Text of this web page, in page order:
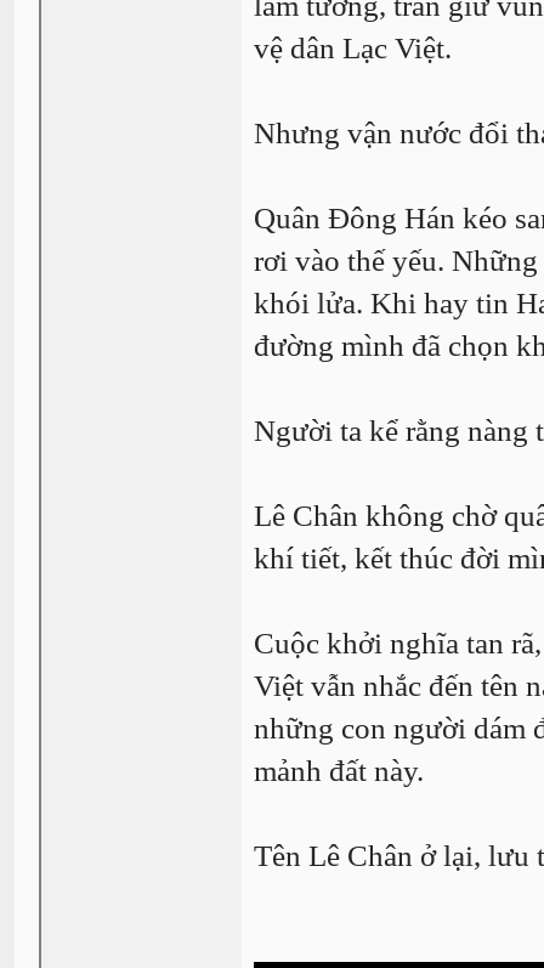
vệ dân Lạc Việt.
Nhưng vận nước đổi
Quân Đông Hán kéo
rơi vào thế yếu.
khói lửa. Khi hay tin
đường mình đã chọn
Người ta kể rằng
Lê Chân không chờ
khí tiết, kết thúc đời
Cuộc khởi nghĩa tan
Việt vẫn nhắc đến tên
những con người dám
mảnh đất này.
Tên Lê Chân ở lại, lưu